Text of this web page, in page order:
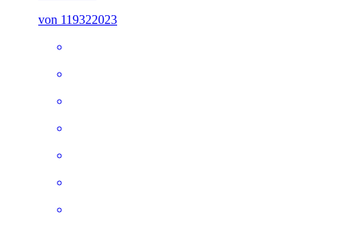
von 119322023